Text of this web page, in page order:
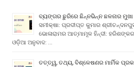
ବ୍ୟଙ୍ଗର ଛୁରିରେ ଛିନ୍ନଭିନ୍ନ ଛଳନାର ମୁଖା
ସମୀକ୍ଷା: ପ୍ରଦୀପ୍ତ କୁମାର
ଭୋଳାରାମର ଆତ୍ମାମୂଳ ହିନ୍ଦୀ:
ଓଡ଼ିଆ ଅନୁବାଦ: …
ତତ୍ତ୍ୱ, ତଥ୍ୟ, ବିଶ୍ଳେଷଣର ମାର୍ମିକ